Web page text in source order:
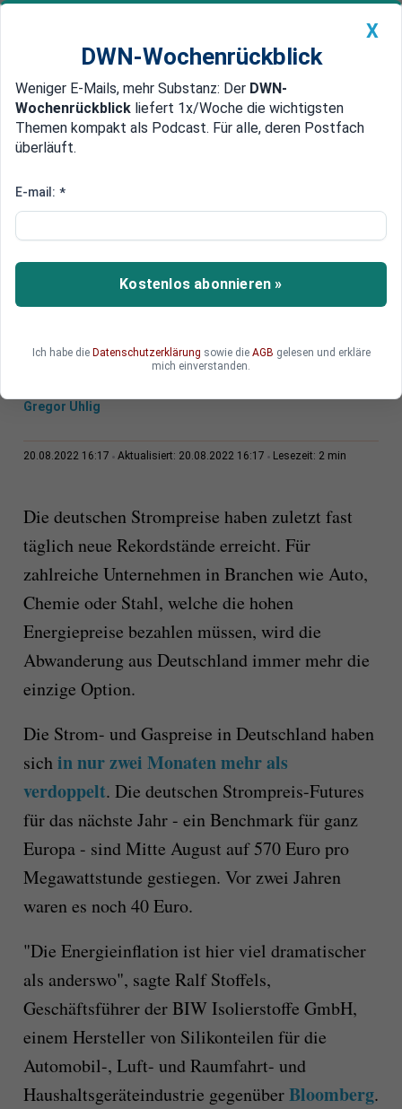
Newsticker MEIN DWN: Geldanlage Premium
Edelmetalle DWN-Magazin China
Deutschland riskiert die
Die Energiekrise bedroht Deutschland mit einer
De-Industrialisierung. Der sich daraus ergebende
Rückgang des Lebensstandards könnte zu
Gregor Uhlig
20.08.2022 16:17 Aktualisiert: 20.08.2022 16:17 Lesezeit: 2 min
Die deutschen Strompreise haben zuletzt fast
täglich neue Rekordstände erreicht. Für
zahlreiche Unternehmen in Branchen wie Auto,
Chemie oder Stahl, welche die hohen
Energiepreise bezahlen müssen, wird die
Abwanderung aus Deutschland immer mehr die
einzige Option.
Die Strom- und Gaspreise in Deutschland haben
sichin nur zwei Monaten mehr als
verdoppelt. Die deutschen Strompreis-Futures
für das nächste Jahr - ein Benchmark für ganz
Europa - sind Mitte August auf 570 Euro pro
Megawattstunde gestiegen. Vor zwei Jahren
waren es noch 40 Euro.
"Die Energieinflation ist hier viel dramatischer
als anderswo", sagte Ralf Stoffels,
Geschäftsführer der BIW Isolierstoffe GmbH,
einem Hersteller von Silikonteilen für die
Automobil-, Luft- und Raumfahrt- und
Haushaltsgeräteindustrie gegenüberBloomberg.
X
DWN-Wochenrückblick
Weniger E-Mails, mehr Substanz: Der DWN-
Wochenrückblick liefert 1x/Woche die wichtigsten
Themen kompakt als Podcast. Für alle, deren Postfach
überläuft.
E-mail: *
Kostenlos abonnieren »
Ich habe die Datenschutzerklärung sowie die AGB gelesen und erkläre
mich einverstanden.